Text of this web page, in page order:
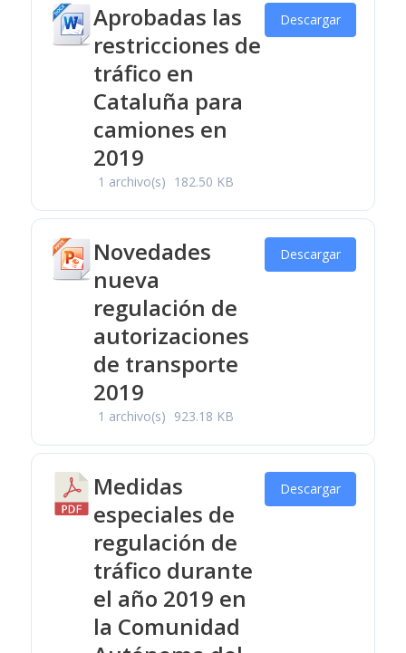
Aprobadas las
restricciones de
tráfico en
Cataluña para
camiones en
2019
1 archivo(s) 182.50 KB
Descargar
Novedades
nueva
regulación de
autorizaciones
de transporte
2019
1 archivo(s) 923.18 KB
Descargar
Medidas
especiales de
regulación de
tráfico durante
el año 2019 en
la Comunidad
Descargar